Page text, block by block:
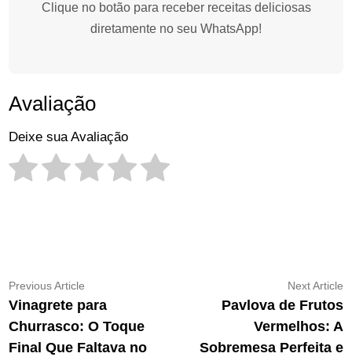
Clique no botão para receber receitas deliciosas
diretamente no seu WhatsApp!
Avaliação
Deixe sua Avaliação
Navegação
de
Post
Previous Article
article:
Vinagrete para
Churrasco: O Toque
Final Que Faltava no
Next Article
Pavlova de Frutos
Vermelhos: A
Sobremesa Perfeita e